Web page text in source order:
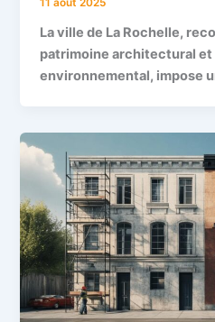
11 août 2025
La ville de La Rochelle,
patrimoine architectural et
environnemental, impose